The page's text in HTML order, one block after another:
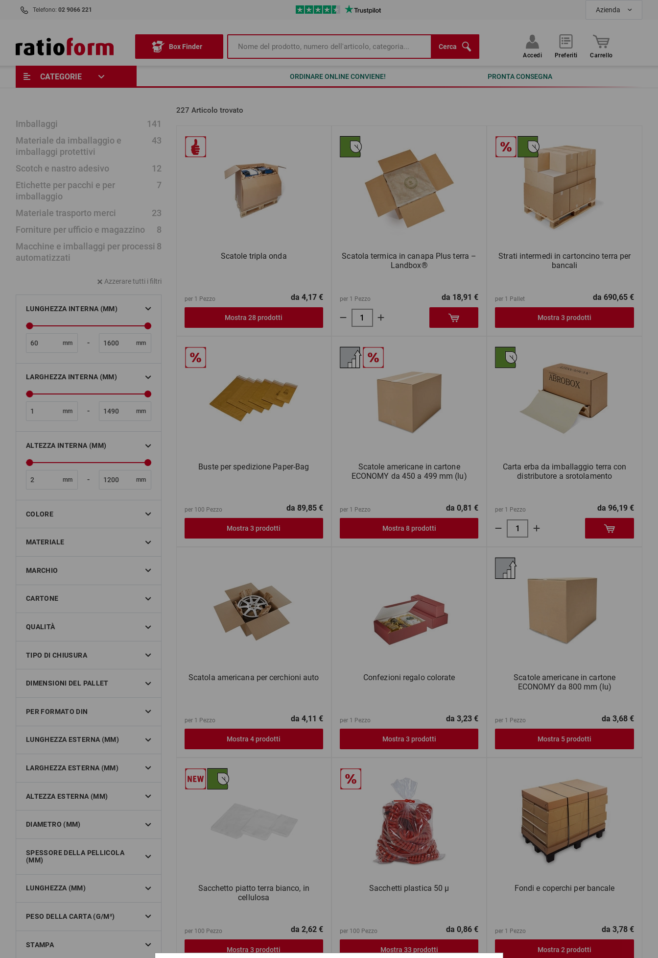
Telefono: 02 9066 221 Azienda
Box Finder Cerca
Accedi Preferiti Carrello
CATEGORIE ORDINARE ONLINE CONVIENE! PRONTA CONSEGNA
Imballaggi
141
Materiale da imballaggio e
imballaggi protettivi
43
Scotch e nastro adesivo
12
Etichette per pacchi e per
imballaggio
7
Materiale trasporto merci
23
Forniture per ufficio e magazzino
8
Macchine e imballaggi per processi
automatizzati
8
Azzerare tutti i filtri
LUNGHEZZA INTERNA (MM)
mm - mm
LARGHEZZA INTERNA (MM)
mm - mm
ALTEZZA INTERNA (MM)
mm - mm
COLORE
MATERIALE
MARCHIO
CARTONE
QUALITÀ
TIPO DI CHIUSURA
DIMENSIONI DEL PALLET
PER FORMATO DIN
LUNGHEZZA ESTERNA (MM)
LARGHEZZA ESTERNA (MM)
ALTEZZA ESTERNA (MM)
DIAMETRO (MM)
SPESSORE DELLA PELLICOLA
(MM)
LUNGHEZZA (MM)
PESO DELLA CARTA (G/M²)
STAMPA
227 Articolo trovato
Scatole tripla onda
per 1 Pezzo da 4,17 €
Mostra 28 prodotti
Scatola termica in canapa Plus terra –
Landbox®
per 1 Pezzo da 18,91 €
Strati intermedi in cartoncino terra per
bancali
per 1 Pallet da 690,65 €
Mostra 3 prodotti
Buste per spedizione Paper-Bag
per 100 Pezzo da 89,85 €
Mostra 3 prodotti
Scatole americane in cartone
ECONOMY da 450 a 499 mm (lu)
per 1 Pezzo da 0,81 €
Mostra 8 prodotti
Carta erba da imballaggio terra con
distributore a srotolamento
per 1 Pezzo da 96,19 €
Scatola americana per cerchioni auto
per 1 Pezzo da 4,11 €
Mostra 4 prodotti
Confezioni regalo colorate
per 1 Pezzo da 3,23 €
Mostra 3 prodotti
Scatole americane in cartone
ECONOMY da 800 mm (lu)
per 1 Pezzo da 3,68 €
Mostra 5 prodotti
Sacchetto piatto terra bianco, in
cellulosa
per 100 Pezzo da 2,62 €
Mostra 3 prodotti
Sacchetti plastica 50 µ
per 100 Pezzo da 0,86 €
Mostra 33 prodotti
Fondi e coperchi per bancale
per 1 Pezzo da 3,78 €
Mostra 2 prodotti